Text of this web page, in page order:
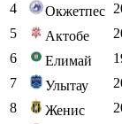
4
Окжетпес
5
Актобе
6
Елимай
7
Улытау
8
Женис